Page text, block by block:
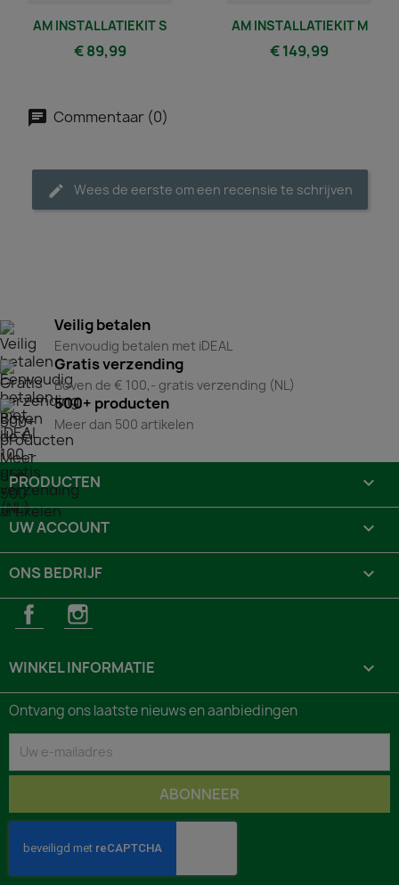
AM INSTALLATIEKIT S
€ 89,99
AM INSTALLATIEKIT M
€ 149,99
Commentaar (0)
Wees de eerste om een recensie te schrijven
Veilig betalen
Eenvoudig betalen met iDEAL
Gratis verzending
Boven de € 100,- gratis verzending (NL)
500+ producten
Meer dan 500 artikelen
PRODUCTEN 
UW ACCOUNT 
ONS BEDRIJF 
FacebookInstagram
WINKEL INFORMATIE keyboard_arrow_down
Ontvang ons laatste nieuws en aanbiedingen